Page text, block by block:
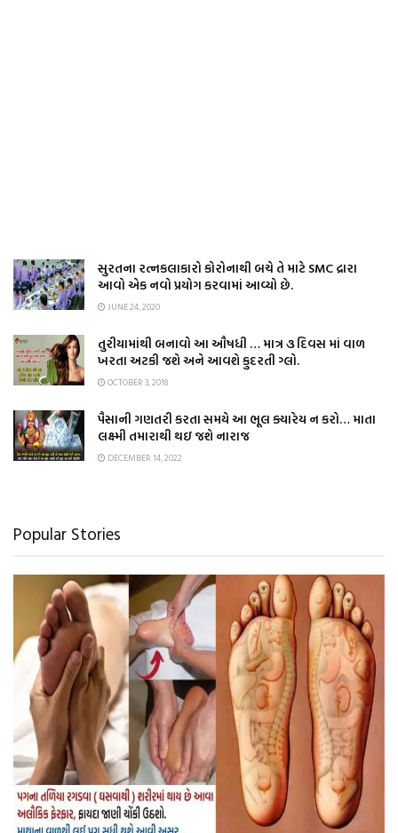
સુરતના રત્નકલાકારો કોરોનાથી બચે તે માટે SMC દ્રારા
આવો એક નવો પ્રયોગ કરવામાં આવ્યો છે.
JUNE 24, 2020
તુરીયામાંથી બનાવો આ ઔષધી … માત્ર ૩ દિવસ માં વાળ
ખરતા અટકી જશે અને આવશે કુદરતી ગ્લો.
OCTOBER 3, 2018
પૈસાની ગણતરી કરતા સમયે આ ભૂલ ક્યારેય ન કરો… માતા
લક્ષ્મી તમારાથી થઇ જશે નારાજ
DECEMBER 14, 2022
Popular Stories